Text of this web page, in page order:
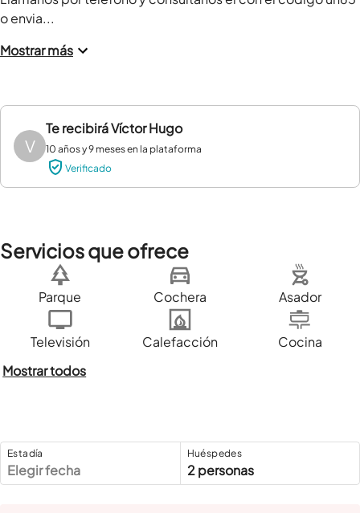
o envia...
Mostrar más
V
Te recibiráVíctor Hugo
10 años y 9 meses en la plataforma
Verificado
Servicios que ofrece
Parque Cochera Asador
Televisión Calefacción
Cocina
Mostrar todos
Estadía
Elegir fecha
Huéspedes
2 personas